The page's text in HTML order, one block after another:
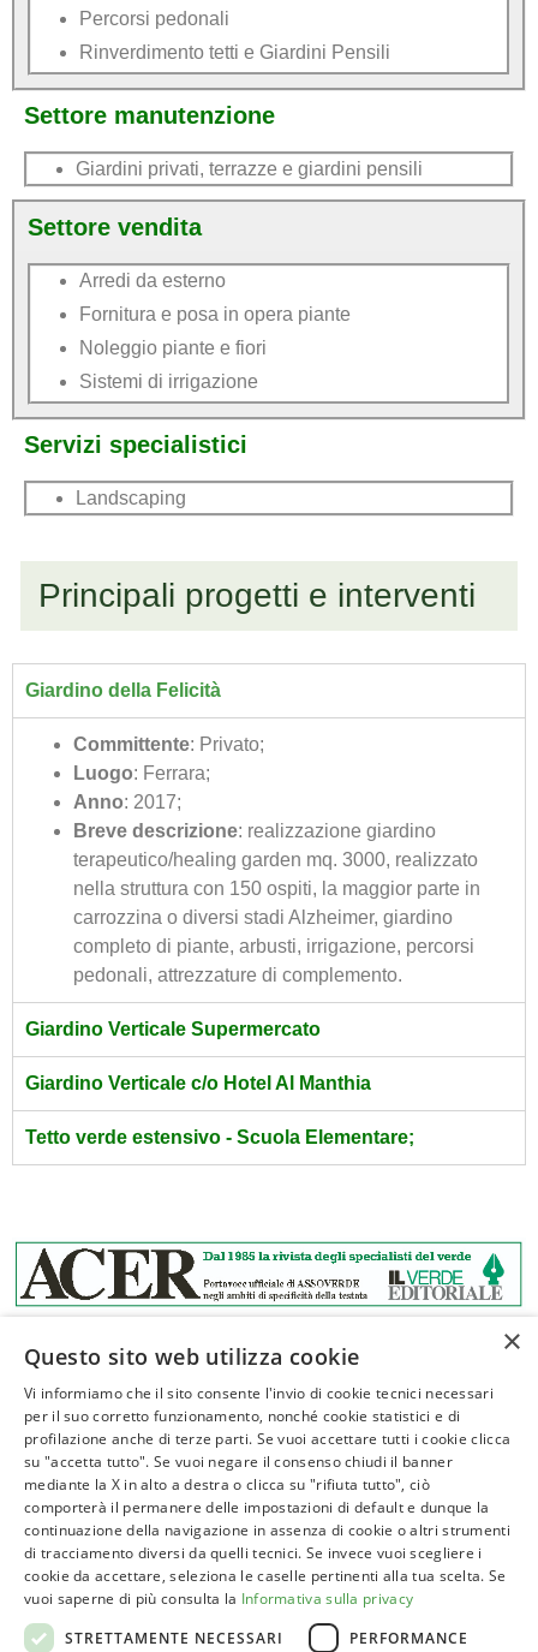
Percorsi pedonali
Rinverdimento tetti e Giardini Pensili
Settore manutenzione
Giardini privati, terrazze e giardini pensili
Settore vendita
Arredi da esterno
Fornitura e posa in opera piante
Noleggio piante e fiori
Sistemi di irrigazione
Servizi specialistici
Landscaping
Principali progetti e interventi
Giardino della Felicità
Committente: Privato;
Luogo: Ferrara;
Anno: 2017;
Breve descrizione: realizzazione giardino
terapeutico/healing garden mq. 3000, realizzato
nella struttura con 150 ospiti, la maggior parte in
carrozzina o diversi stadi Alzheimer, giardino
completo di piante, arbusti, irrigazione, percorsi
pedonali, attrezzature di complemento.
Giardino Verticale Supermercato
Giardino Verticale c/o Hotel Al Manthia
Tetto verde estensivo - Scuola Elementare;
ASSOVERDE
P.Iva 02961181209
posta@assoverde.it
Privacy Policy
Cookie Policy
Sede:
×
Questo sito web utilizza cookie
Vi informiamo che il sito consente l'invio di cookie tecnici necessari
per il suo corretto funzionamento, nonché cookie statistici e di
profilazione anche di terze parti. Se vuoi accettare tutti i cookie clicca
su "accetta tutto". Se vuoi negare il consenso chiudi il banner
mediante la X in alto a destra o clicca su "rifiuta tutto", ciò
comporterà il permanere delle impostazioni di default e dunque la
continuazione della navigazione in assenza di cookie o altri strumenti
di tracciamento diversi da quelli tecnici. Se invece vuoi scegliere i
cookie da accettare, seleziona le caselle pertinenti alla tua scelta. Se
vuoi saperne di più consulta la Informativa sulla privacy
STRETTAMENTE NECESSARI
PERFORMANCE